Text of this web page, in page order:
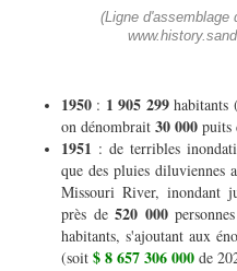
(Ligne d'assemblage
1950 : 1 905 299habitants
on dénombrait 30 000 puits
1951 : de terribles
que des pluies
Missouri River, inondant
près de 520 000
habitants, s'ajoutant aux
(soit $ 8 657 306 000 de